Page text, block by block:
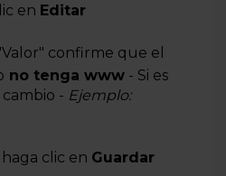
en Editar
confirme que el
no tenga www - Si es
- Ejemplo:
haga clic en Guardar